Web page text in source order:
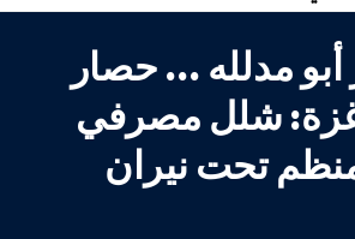
مدلله … حصار
شلل مصرفي
تحت نيران